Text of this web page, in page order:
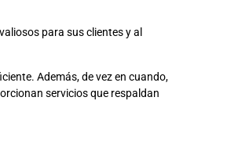
para sus clientes y al
Además, de vez en cuando,
servicios que respaldan